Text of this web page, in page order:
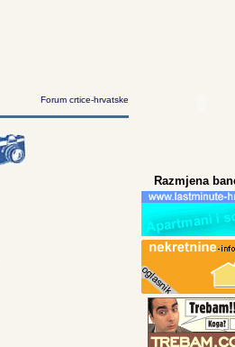
Forum crtice-hrvatske
Razmjena